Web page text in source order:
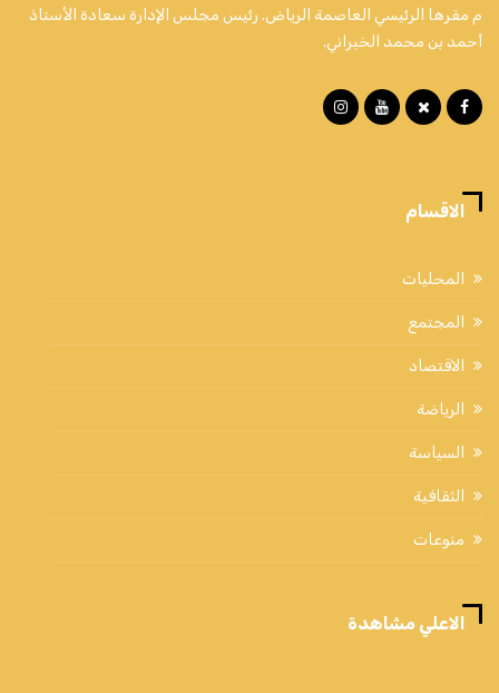
م مقرها الرئيسي العاصمة الرياض. رئيس مجلس الإدارة سعادة الأستاذ
أحمد بن محمد الخبراني.
الاقسام
المحليات
المجتمع
الاقتصاد
الرياضة
السياسة
الثقافية
منوعات
الاعلي مشاهدة